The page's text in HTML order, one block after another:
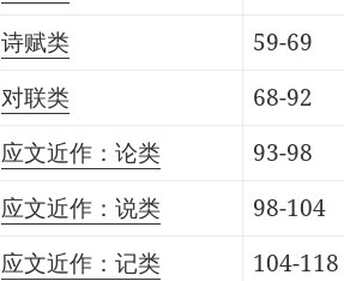
诗赋类
59-69
对联类
68-92
应文近作：论类
93-98
应文近作：说类
98-104
应文近作：记类
104-118